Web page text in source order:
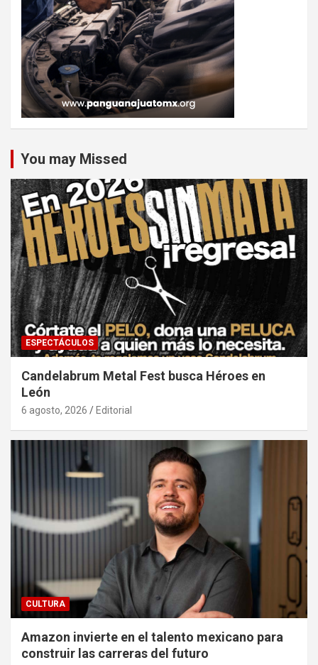
You may Missed
ESPECTÁCULOS
Candelabrum Metal Fest busca Héroes en
León
6 agosto, 2026 Editorial
CULTURA
Amazon invierte en el talento mexicano para
construir las carreras del futuro